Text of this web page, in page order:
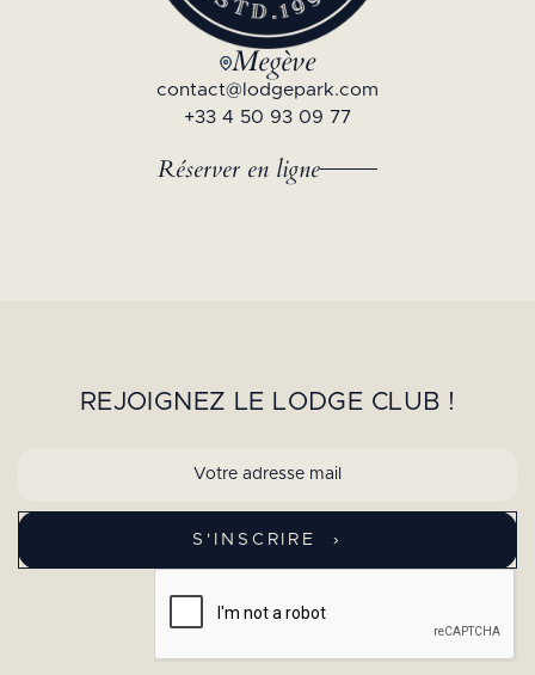
Megève
contact@lodgepark.com
+33 4 50 93 09 77
Réserver en ligne
REJOIGNEZ LE LODGE CLUB !